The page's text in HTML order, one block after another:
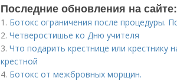
Последние обновления на сайте:
1. Ботокс ограничения после процедуры.
2. Четверостишье ко Дню учителя
3. Что подарить крестнице или крестнику
крестной
4. Ботокс от межбровных морщин.